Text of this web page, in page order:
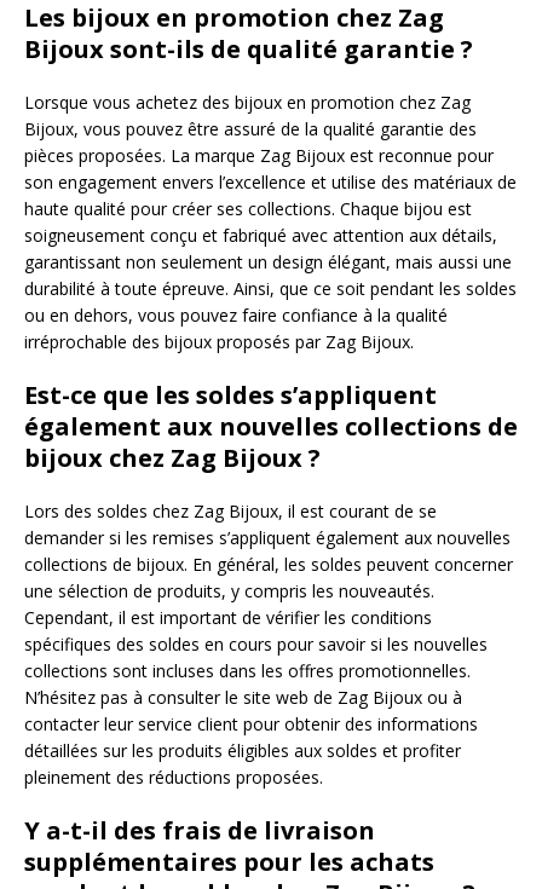
Les bijoux en promotion chez Zag
Bijoux sont-ils de qualité garantie ?
Lorsque vous achetez des bijoux en promotion chez Zag
Bijoux, vous pouvez être assuré de la qualité garantie des
pièces proposées. La marque Zag Bijoux est reconnue pour
son engagement envers l’excellence et utilise des matériaux de
haute qualité pour créer ses collections. Chaque bijou est
soigneusement conçu et fabriqué avec attention aux détails,
garantissant non seulement un design élégant, mais aussi une
durabilité à toute épreuve. Ainsi, que ce soit pendant les soldes
ou en dehors, vous pouvez faire confiance à la qualité
irréprochable des bijoux proposés par Zag Bijoux.
Est-ce que les soldes s’appliquent
également aux nouvelles collections de
bijoux chez Zag Bijoux ?
Lors des soldes chez Zag Bijoux, il est courant de se
demander si les remises s’appliquent également aux nouvelles
collections de bijoux. En général, les soldes peuvent concerner
une sélection de produits, y compris les nouveautés.
Cependant, il est important de vérifier les conditions
spécifiques des soldes en cours pour savoir si les nouvelles
collections sont incluses dans les offres promotionnelles.
N’hésitez pas à consulter le site web de Zag Bijoux ou à
contacter leur service client pour obtenir des informations
détaillées sur les produits éligibles aux soldes et profiter
pleinement des réductions proposées.
Y a-t-il des frais de livraison
supplémentaires pour les achats